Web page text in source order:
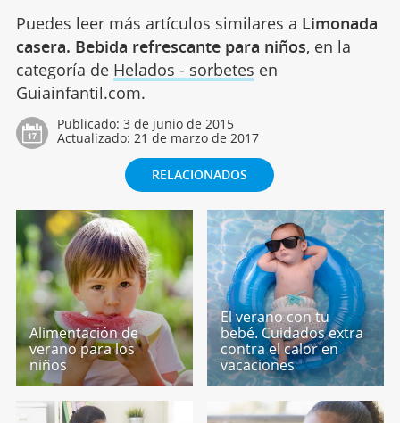
Puedes leer más artículos similares a Limonada
casera. Bebida refrescante para niños, en la
categoría de Helados - sorbetes en
Guiainfantil.com.
Publicado: 3 de junio de 2015
Actualizado: 21 de marzo de 2017
RELACIONADOS
Alimentación de
verano para los
niños
El verano con tu
bebé. Cuidados extra
contra el calor en
vacaciones